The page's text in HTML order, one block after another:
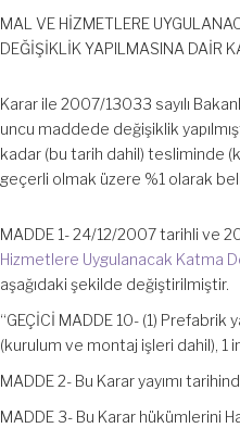
MAL VE HİZMETLERE
DEĞİŞİKLİK YAPILMASINA DAİR
Karar ile 2007/13033 sayılı
uncu maddede değişiklik
kadar (bu tarih dahil) tesliminde
geçerli olmak üzere %1 olarak
MADDE 1- 24/12/2007 tarihli ve
Hizmetlere Uygulanacak Katma
aşağıdaki şekilde değiştirilmiştir.
“GEÇİCİ MADDE 10- (1)
(kurulum ve montaj işleri dahil), 1
MADDE 2- Bu Karar yayımı
MADDE 3- Bu Karar hükümlerini